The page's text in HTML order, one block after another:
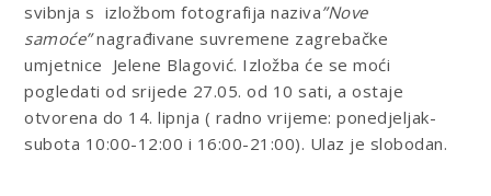
svibnja s izložbom fotografija naziva”Nove
samoće”nagrađivane suvremene zagrebačke
umjetnice Jelene Blagović. Izložba će se moći
pogledati od srijede 27.05. od 10 sati, a ostaje
otvorena do 14. lipnja ( radno vrijeme:ponedjeljak-
subota 10:00-12:00 i 16:00-21:00). Ulaz je slobodan.